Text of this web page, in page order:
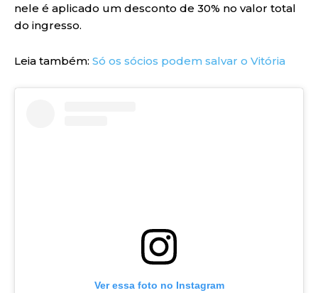
nele é aplicado um desconto de 30% no valor total
do ingresso.
Leia também: Só os sócios podem salvar o Vitória
Ver essa foto no Instagram